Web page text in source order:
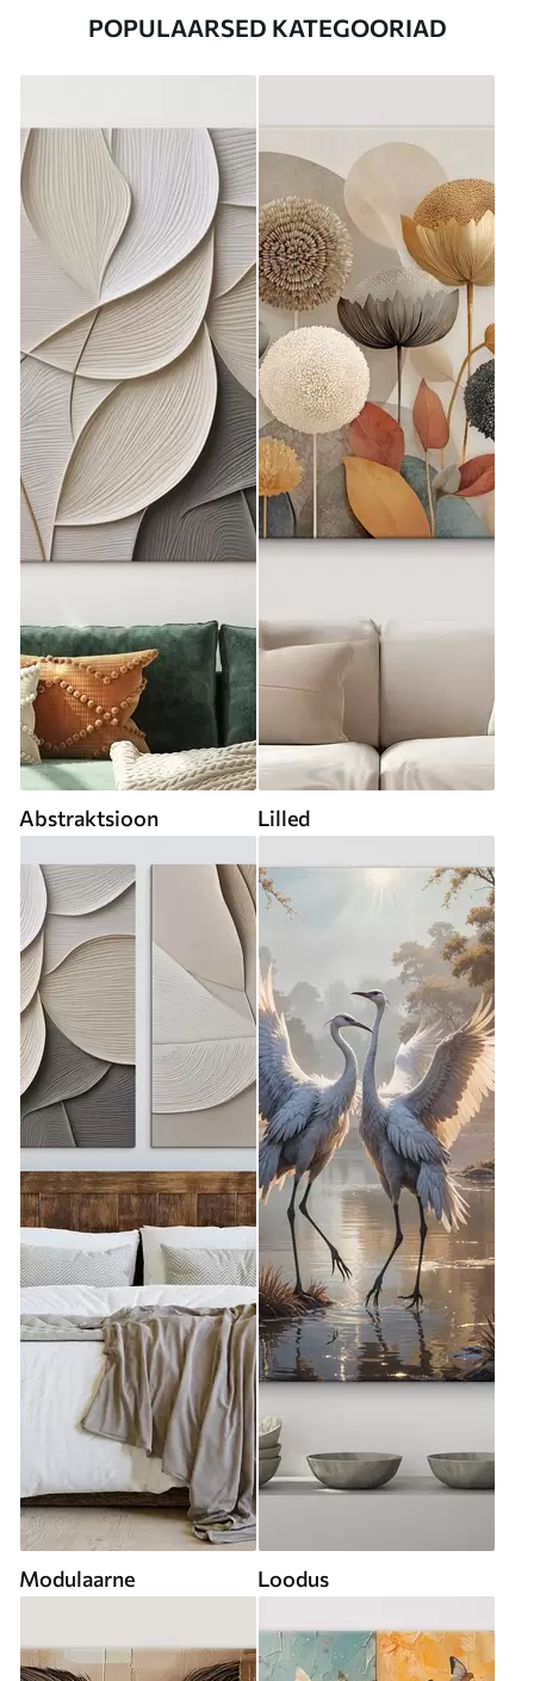
POPULAARSED KATEGOORIAD
Abstraktsioon Lilled
Modulaarne Loodus